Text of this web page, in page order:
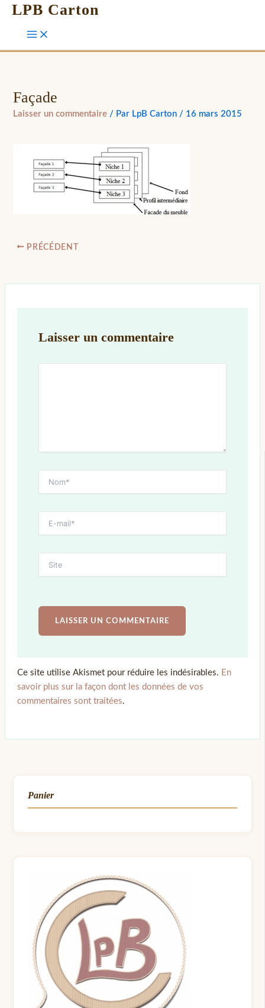
LPB Carton
Façade
Laisser un commentaire / Par LpB Carton / 16 mars 2015
PRÉCÉDENT
Laisser un commentaire
Ce site utilise Akismet pour réduire les indésirables. En
savoir plus sur la façon dont les données de vos
commentaires sont traitées.
Panier